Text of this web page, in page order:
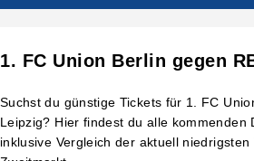
1. FC Union Berlin gegen
Suchst du günstige Tickets für 1. FC
Leipzig? Hier findest du alle kommenden
inklusive Vergleich der aktuell